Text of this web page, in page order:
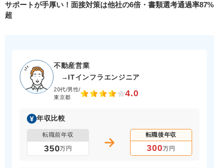
サポートが手厚い！面接対策は他社の6倍・書類選考通過率87%
超
不動産営業
→ITインフラエンジニア
20代/男性/
東京都
4.0
年収比較
転職前年収
350万円
転職後年収
300万円